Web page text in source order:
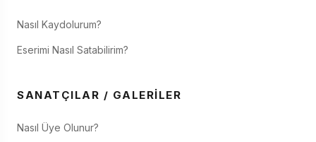
Nasıl Kaydolurum?
Eserimi Nasıl Satabilirim?
SANATÇILAR / GALERILER
Nasıl Üye Olunur?